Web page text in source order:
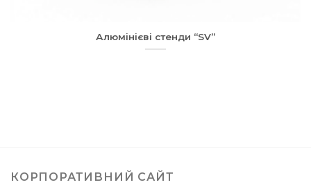
Алюмінієві стенди “SV”
КОРПОРАТИВНИЙ САЙТ